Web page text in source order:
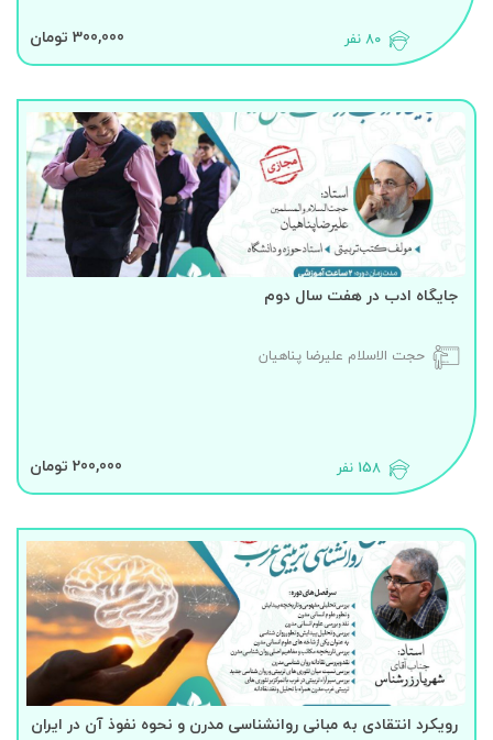
300,000 تومان 80 نفر
جایگاه ادب در هفت سال دوم
حجت الاسلام علیرضا پناهیان
200,000 تومان 158 نفر
رویکرد انتقادی به مبانی روانشناسی مدرن و نحوه نفوذ آن در ایران